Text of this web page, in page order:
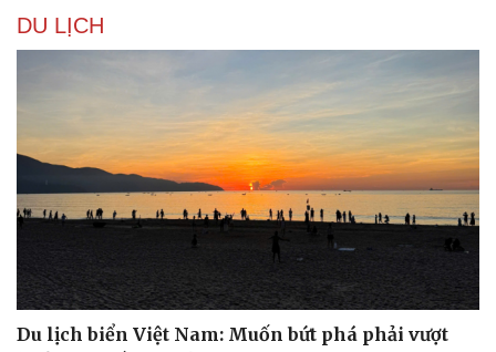
DU LỊCH
Du lịch biển Việt Nam: Muốn bứt phá phải vượt